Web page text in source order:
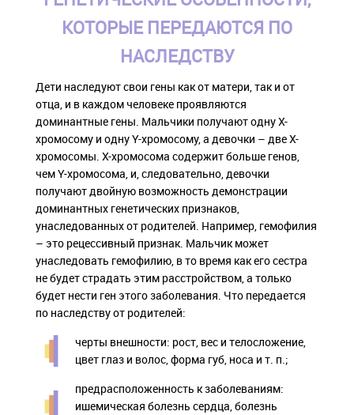
КОТОРЫЕ ПЕРЕДАЮТСЯ ПО
НАСЛЕДСТВУ
Дети наследуют свои гены как от матери, так и от
отца, и в каждом человеке проявляются
доминантные гены. Мальчики получают одну Х-
хромосому и одну Y-хромосому, а девочки – две Х-
хромосомы. Х-хромосома содержит больше генов,
чем Y-хромосома, и, следовательно, девочки
получают двойную возможность демонстрации
доминантных генетических признаков,
унаследованных от родителей. Например, гемофилия
– это рецессивный признак. Мальчик может
унаследовать гемофилию, в то время как его сестра
не будет страдать этим расстройством, а только
будет нести ген этого заболевания. Что передается
по наследству от родителей:
черты внешности: рост, вес и телосложение,
цвет глаз и волос, форма губ, носа и т. п.;
предрасположенность к заболеваниям:
ишемическая болезнь сердца, болезнь